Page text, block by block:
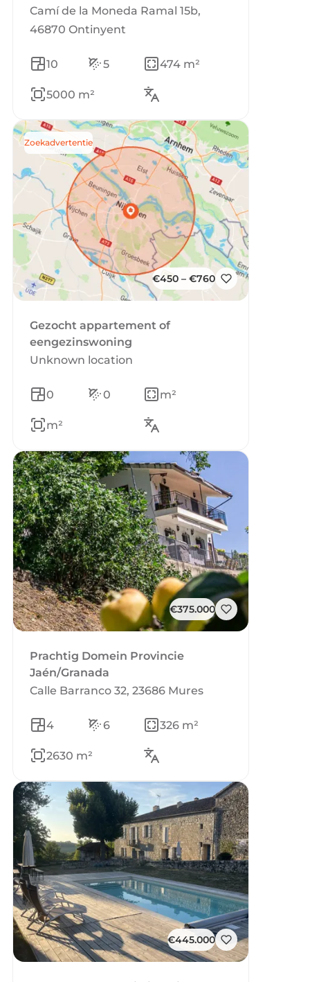
Camí de la Moneda Ramal 15b,
46870 Ontinyent
10 5 474 m²
5000 m²
Zoekadvertentie
€450 – €760
Gezocht appartement of
eengezinswoning
Unknown location
0 0 m²
m²
€375.000
Prachtig Domein Provincie
Jaén/Granada
Calle Barranco 32, 23686 Mures
4 6 326 m²
2630 m²
€445.000